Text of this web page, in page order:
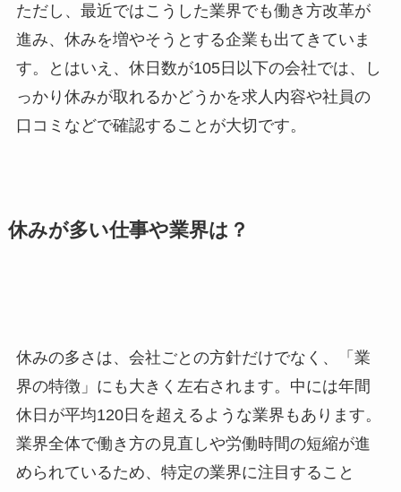
ただし、最近ではこうした業界でも働き方改革が
進み、休みを増やそうとする企業も出てきていま
す。とはいえ、休日数が105日以下の会社では、し
っかり休みが取れるかどうかを求人内容や社員の
口コミなどで確認することが大切です。
休みが多い仕事や業界は？
休みの多さは、会社ごとの方針だけでなく、「業
界の特徴」にも大きく左右されます。中には年間
休日が平均120日を超えるような業界もあります。
業界全体で働き方の見直しや労働時間の短縮が進
められているため、特定の業界に注目すること